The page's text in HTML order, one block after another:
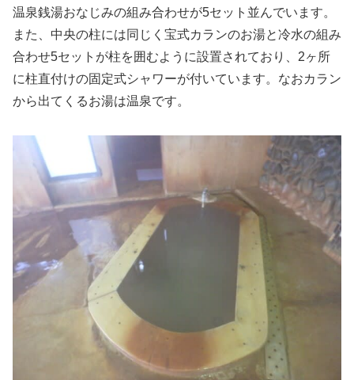
温泉銭湯おなじみの組み合わせが5セット並んでいます。
また、中央の柱には同じく宝式カランのお湯と冷水の組み
合わせ5セットが柱を囲むように設置されており、2ヶ所
に柱直付けの固定式シャワーが付いています。なおカラン
から出てくるお湯は温泉です。